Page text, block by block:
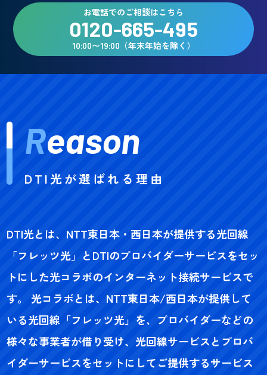
お電話でのご相談はこちら
0120-665-495
10:00〜19:00（年末年始を除く）
Reason
DTI光が選ばれる理由
DTI光とは、NTT東日本・西日本が提供する光回線
「フレッツ光」とDTIのプロバイダーサービスをセッ
トにした光コラボのインターネット接続サービスで
す。 光コラボとは、NTT東日本/西日本が提供して
いる光回線「フレッツ光」を、プロバイダーなどの
様々な事業者が借り受け、光回線サービスとプロバ
イダーサービスをセットにしてご提供するサービス